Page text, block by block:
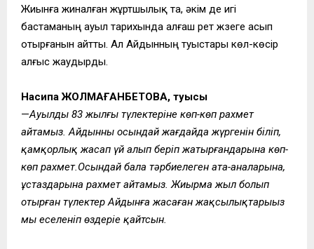
Жиынға жиналған жұртшылық та, әкім де игі
бастаманың ауыл тарихында алғаш рет жүзеге асып
отырғанын айтты. Ал Айдынның туыстары көл-көсір
алғыс жаудырды.
Насипа ЖОЛМАҒАНБЕТОВА, туысы
—Ауылдың 83 жылғы түлектеріне көп-көп рахмет
айтамыз. Айдынның осындай жағдайда жүргенін біліп,
қамқорлық жасап үй алып беріп жатырғандарына көп-
көп рахмет.Осындай бала тәрбиелеген ата-аналарына,
ұстаздарына рахмет айтамыз. Жиырма жыл болып
отырған түлектер Айдынға жасаған жақсылықтарыңыз
мың еселеніп өздеріңе қайтсын.